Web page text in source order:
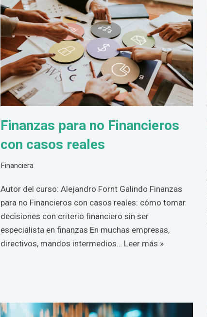
Finanzas para no Financieros
con casos reales
Financiera
Autor del curso: Alejandro Fornt Galindo Finanzas
para no Financieros con casos reales: cómo tomar
decisiones con criterio financiero sin ser
especialista en finanzas En muchas empresas,
directivos, mandos intermedios… Leer más »